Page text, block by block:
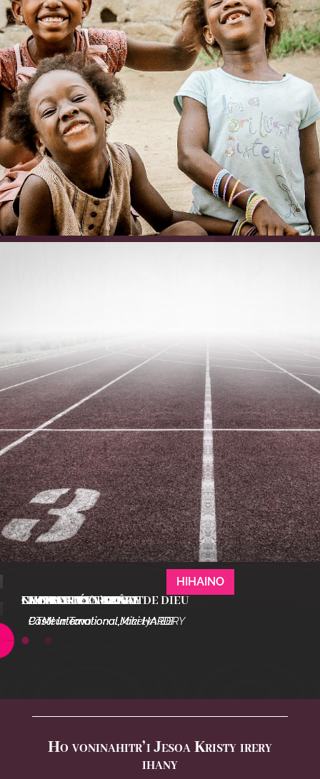
HIHAINO
Pasteur Tovo
NY FANETREN-TENA
HIHAINO
CTMI International,Miki HARDI
CROIRE EN LA GRÂCE DE DIEU
HIHAINO
Pasteur Tovo
FIANGONAN’I KRISTY
HIHAINO
CTMI International,Jocelyn SERY
LA CHAIR ET L’ESPRIT
HIHAINO
CTMI International,Miki HARDI
LA LIBERTÉ
HIHAINO
CTMI International,Miki HARDI
CHEMIN DE CROIX
Ho voninahitr’i Jesoa Kristy irery
ihany